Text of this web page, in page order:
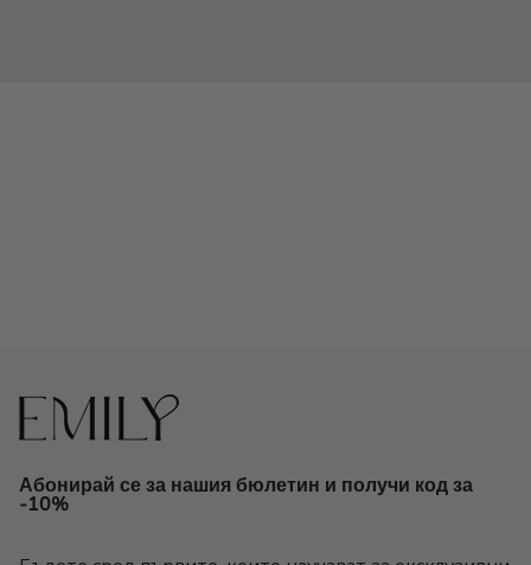
Абонирай се за нашия бюлетин и получи код за
-10%